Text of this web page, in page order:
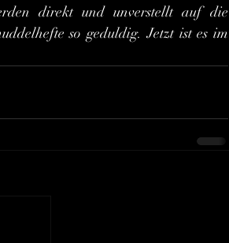
direkt und unverstellt auf die
so geduldig. Jetzt ist es im